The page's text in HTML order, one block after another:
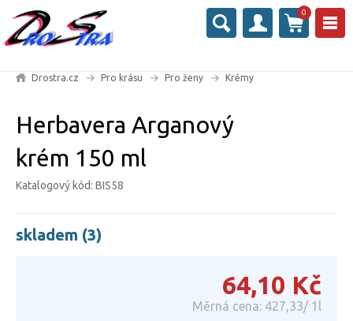
0
Drostra.cz Pro krásu Pro ženy Krémy
Herbavera Arganový
krém 150 ml
Katalogový kód: BIS58
skladem (3)
64,10 Kč
Měrná cena: 427,33/ 1l